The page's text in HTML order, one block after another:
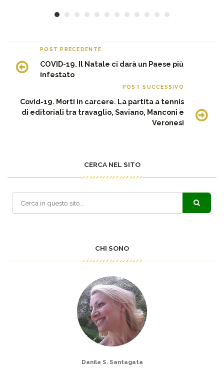
POST PRECEDENTE
COVID-19. Il Natale ci darà un Paese più
infestato
POST SUCCESSIVO
Covid-19. Morti in carcere. La partita a tennis
di editoriali tra travaglio, Saviano, Manconi e
Veronesi
CERCA NEL SITO
CHI SONO
Danila S. Santagata